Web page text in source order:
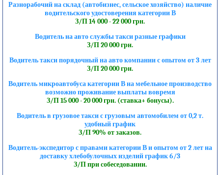
Разнорабочий на склад (автобизнес, сельское хозяйство) наличие
водительского удостоверения категории В
З/П 14 000 - 22 000 грн.
Водитель на авто службы такси разные графики
З/П 20 000 грн.
Водитель такси порядочный на авто компании с опытом от 3 лет
З/П 20 000 грн.
Водитель микроавтобуса категории В на мебельное производство
возможно проживание выплаты вовремя
З/П 15 000 - 20 000 грн. (ставка+ бонусы).
Водитель в грузовое такси с грузовым автомобилем от 0,2 т.
удобный график
З/П 90% от заказов.
Водитель-экспедитор с правами категории В и опытом от 2 лет на
доставку хлебобулочных изделий график 6/3
З/П при собеседовании.